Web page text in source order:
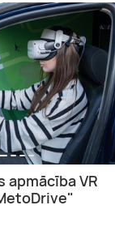
apmācība VR